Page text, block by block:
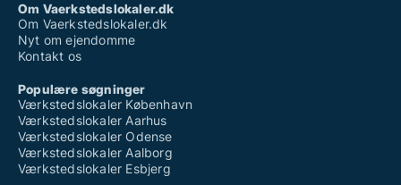
Om Vaerkstedslokaler.dk
Om Vaerkstedslokaler.dk
Nyt om ejendomme
Kontakt os
Populære søgninger
Værkstedslokaler København
Værkstedslokaler Aarhus
Værkstedslokaler Odense
Værkstedslokaler Aalborg
Værkstedslokaler Esbjerg